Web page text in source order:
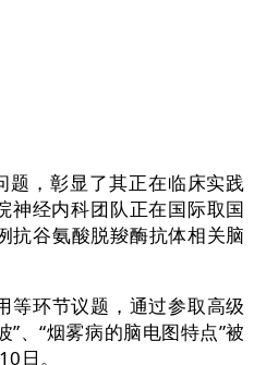
，彰显了其正在临床实践
神经内科团队正在国际取国
谷氨酸脱羧酶抗体相关脑
环节议题，通过参取高级
、“烟雾病的脑电图特点”被
日。